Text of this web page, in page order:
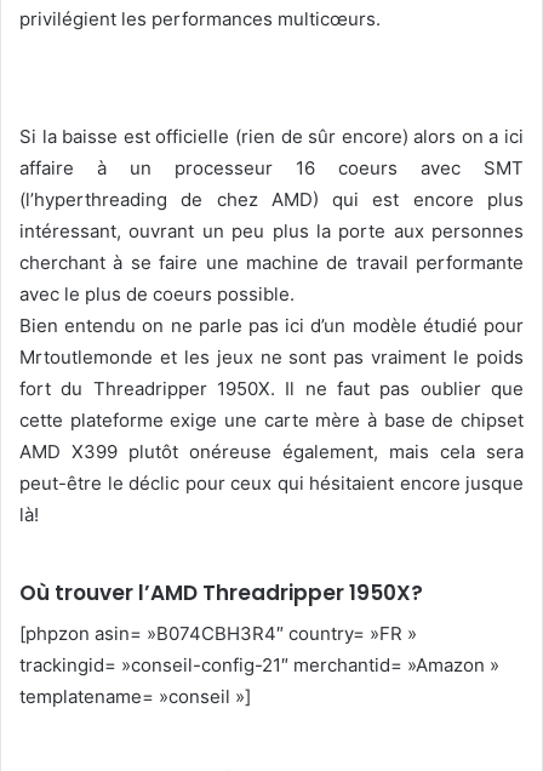
privilégient les performances multicœurs.
Si la baisse est officielle (rien de sûr encore) alors on a ici
affaire à un processeur 16 coeurs avec SMT
(l’hyperthreading de chez AMD) qui est encore plus
intéressant, ouvrant un peu plus la porte aux personnes
cherchant à se faire une machine de travail performante
avec le plus de coeurs possible.
Bien entendu on ne parle pas ici d’un modèle étudié pour
Mrtoutlemonde et les jeux ne sont pas vraiment le poids
fort du Threadripper 1950X. Il ne faut pas oublier que
cette plateforme exige une carte mère à base de chipset
AMD X399 plutôt onéreuse également, mais cela sera
peut-être le déclic pour ceux qui hésitaient encore jusque
là!
Où trouver l’AMD Threadripper 1950X?
[phpzon asin= »B074CBH3R4″ country= »FR »
trackingid= »conseil-config-21″ merchantid= »Amazon »
templatename= »conseil »]